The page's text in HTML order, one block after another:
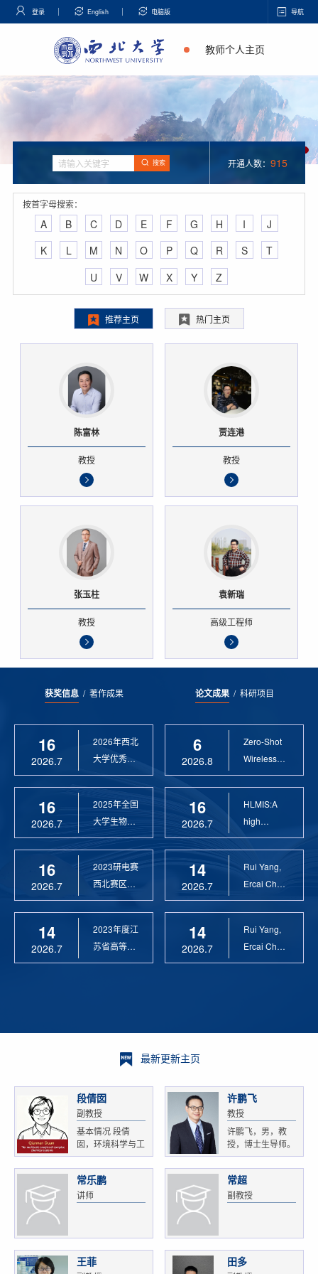
登录 English 电脑版 导航
教师个人主页
搜索 开通人数： 915
按首字母搜索：
A B C D E F G H I
J
K
L M N O P Q R S
T
U
V W X Y Z
推荐主页 热门主页
陈富林
教授
贾连港
教授
张玉柱
教授
袁新瑞
高级工程师
获奖信息/ 著作成果
16
2026.7
2026年西北
大学优秀硕
士论文指导
16
2026.7
2025年全国
大学生物联
网设计竞赛
16
2026.7
2023研电赛
西北赛区优
秀指导教师
14
2026.7
2023年度江
苏省高等学
校科学技术
论文成果/ 科研项目
6
2026.8
Zero-Shot
Wireless
Sensor
16
2026.7
HLMIS:A
high
Resolution
14
2026.7
Rui Yang,
Ercai Chen
and
14
2026.7
Rui Yang,
Ercai Chen
and
最新更新主页
段倩囡
副教授
基本情况 段倩
囡，环境科学与工
程...
许鹏飞
教授
许鹏飞，男，教
授，博士生导师。
获...
常乐鹏
讲师
常超
副教授
王菲 田多